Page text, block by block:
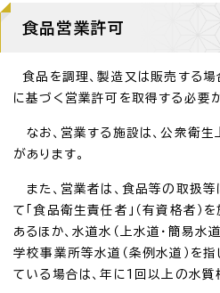
食品営業許可
食品を調理、製造又は販売する
に基づく営業許可を取得する必要が
なお、営業する施設は、公衆衛
があります。
また、営業者は、食品等の取扱
て「食品衛生責任者」（有資格者）
あるほか、水道水（上水道・簡易水
学校事業所等水道（条例水道）を指
ている場合は、年に1回以上の水質